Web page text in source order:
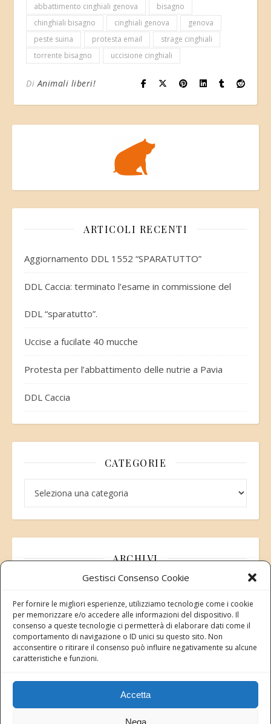
Gestisci Consenso Cookie
Per fornire le migliori esperienze, utilizziamo tecnologie come i cookie
per memorizzare e/o accedere alle informazioni del dispositivo. Il
consenso a queste tecnologie ci permetterà di elaborare dati come il
comportamento di navigazione o ID unici su questo sito. Non
acconsentire o ritirare il consenso può influire negativamente su alcune
caratteristiche e funzioni.
Accetta
Nega
abbattimento cinghiali genova
bisagno
chinghiali bisagno
cinghiali genova
genova
peste suina
protesta email
strage cinghiali
torrente bisagno
uccisione cinghiali
Di Animali liberi!
ARTICOLI RECENTI
Aggiornamento DDL 1552 “SPARATUTTO”
DDL Caccia: terminato l’esame in commissione del
DDL “sparatutto”.
Uccise a fucilate 40 mucche
Protesta per l’abbattimento delle nutrie a Pavia
DDL Caccia
CATEGORIE
ARCHIVI
Modifica consenso
Stato attuale: Negato